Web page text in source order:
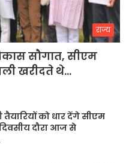
राज्य
सौगात, सीएम
खरीदते थे…
को धार देंगे सीएम
दौरा आज से